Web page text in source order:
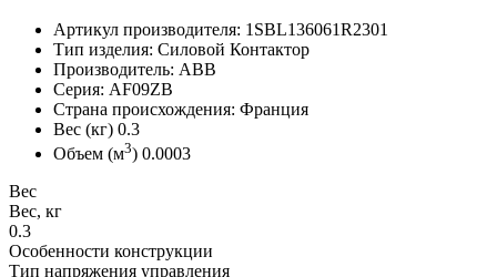
Артикул производителя: 1SBL136061R2301
Тип изделия: Силовой Контактор
Производитель: ABB
Серия: AF09ZB
Страна происхождения: Франция
Вес (кг) 0.3
Объем (м3) 0.0003
Вес
Вес, кг
0.3
Особенности конструкции
Тип напряжения управления